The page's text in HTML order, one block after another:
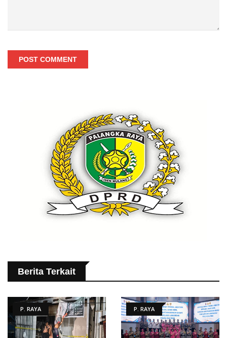
POST COMMENT
Berita Terkait
P. RAYA P. RAYA